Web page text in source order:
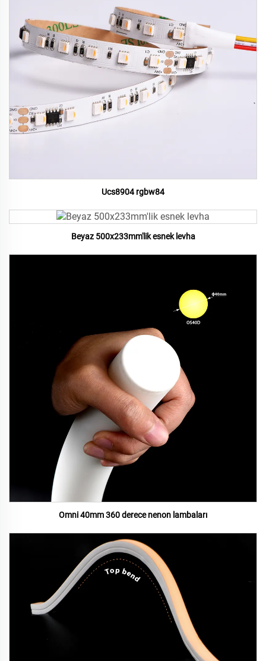
Ucs8904 rgbw84
Beyaz 500x233mm'lik esnek levha
Omni 40mm 360 derece nenon lambaları